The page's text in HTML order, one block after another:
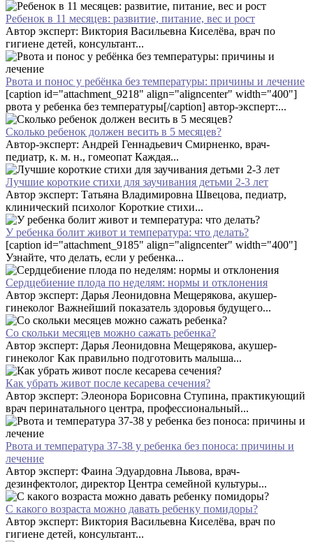
Ребенок в 11 месяцев: развитие, питание, вес и рост
Автор эксперт: Виктория Васильевна Киселёва, врач по
гигиене детей, консультант...
Рвота и понос у ребёнка без температуры: причины и лечение
[caption id="attachment_9218" align="aligncenter" width="400"]
рвота у ребенка без температуры[/caption] автор-эксперт:...
Сколько ребенок должен весить в 5 месяцев?
Автор-эксперт: Андрей Геннадьевич Смирненко, врач-
педиатр, к. м. н., гомеопат Каждая...
Лучшие короткие стихи для заучивания детьми 2-3 лет
Автор эксперт: Татьяна Владимировна Швецова, педиатр,
клинический психолог Короткие стихи...
У ребенка болит живот и температура: что делать?
[caption id="attachment_9185" align="aligncenter" width="400"]
Узнайте, что делать, если у ребенка...
Сердцебиение плода по неделям: нормы и отклонения
Автор эксперт: Дарья Леонидовна Мещерякова, акушер-
гинеколог Важнейший показатель здоровья будущего...
Со скольки месяцев можно сажать ребенка?
Автор эксперт: Дарья Леонидовна Мещерякова, акушер-
гинеколог Как правильно подготовить малыша...
Как убрать живот после кесарева сечения?
Автор эксперт: Элеонора Борисовна Ступина, практикующий
врач перинатального центра, профессиональный...
Рвота и температура 37-38 у ребенка без поноса: причины и
лечение
Автор эксперт: Фаина Эдуардовна Львова, врач-
дезинфектолог, директор Центра семейной культуры...
С какого возраста можно давать ребенку помидоры?
Автор эксперт: Виктория Васильевна Киселёва, врач по
гигиене детей, консультант...